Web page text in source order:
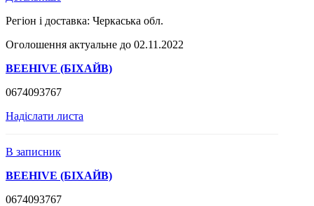
Регіон і доставка: Черкаська обл.
Оголошення актуальне до 02.11.2022
BEEHIVE (БІХАЙВ)
0674093767
Надіслати листа
В записник
BEEHIVE (БІХАЙВ)
0674093767